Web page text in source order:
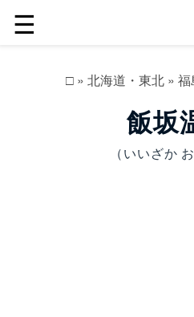
☰
□» 北海道・東北» 福
飯坂
（いいざか